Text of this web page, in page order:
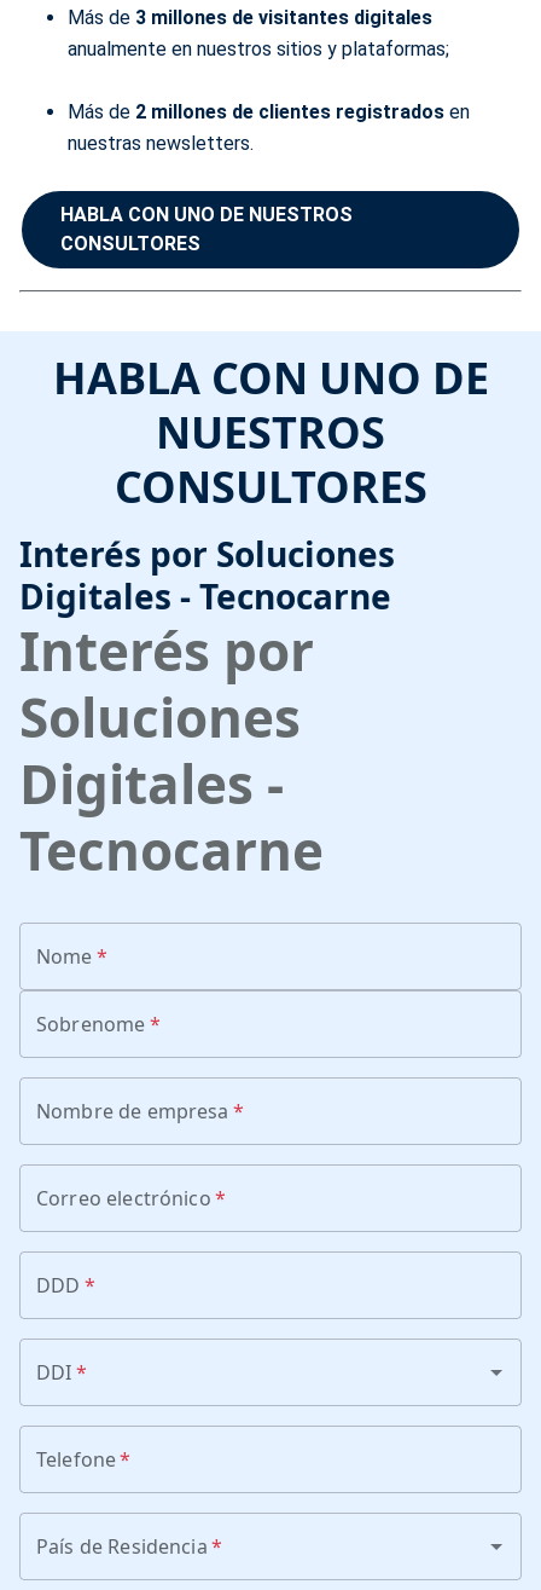
Más de 3 millones de visitantes digitales
anualmente en nuestros sitios y plataformas;
Más de 2 millones de clientes registrados en
nuestras newsletters.
HABLA CON UNO DE NUESTROS
CONSULTORES
HABLA CON UNO DE
NUESTROS
CONSULTORES
Interés por Soluciones
Digitales - Tecnocarne
Interés por
Soluciones
Digitales -
Tecnocarne
Nome*
Sobrenome*
Nombre de empresa *
Correo electrónico*
DDD *
DDI*
Telefone*
País de Residencia*